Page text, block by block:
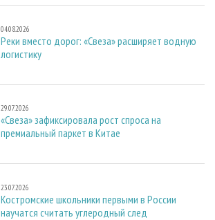
04.08.2026
Реки вместо дорог: «Свеза» расширяет водную
логистику
29.07.2026
«Свеза» зафиксировала рост спроса на
премиальный паркет в Китае
23.07.2026
Костромские школьники первыми в России
научатся считать углеродный след